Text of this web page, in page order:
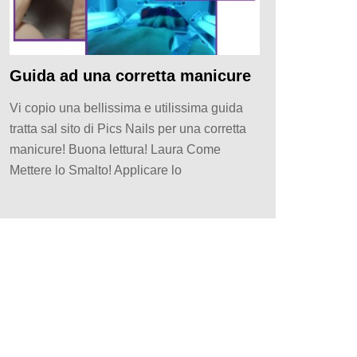
Guida ad una corretta manicure
Vi copio una bellissima e utilissima guida
tratta sal sito di Pics Nails per una corretta
manicure! Buona lettura! Laura Come
Mettere lo Smalto! Applicare lo